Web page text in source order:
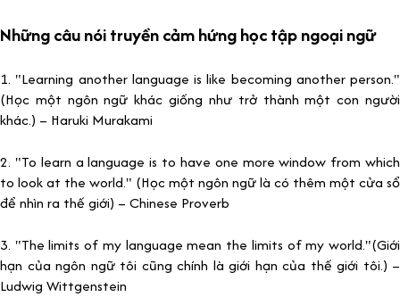
Những câu nói truyền cảm hứng học tập ngoại ngữ
1. "Learning another language is like becoming another person."
(Học một ngôn ngữ khác giống như trở thành một con người
khác.) – Haruki Murakami
2. "To learn a language is to have one more window from which
to look at the world." (Học một ngôn ngữ là có thêm một cửa sổ
để nhìn ra thế giới) – Chinese Proverb
3. "The limits of my language mean the limits of my world."(Giới
hạn của ngôn ngữ tôi cũng chính là giới hạn của thế giới tôi.) –
Ludwig Wittgenstein